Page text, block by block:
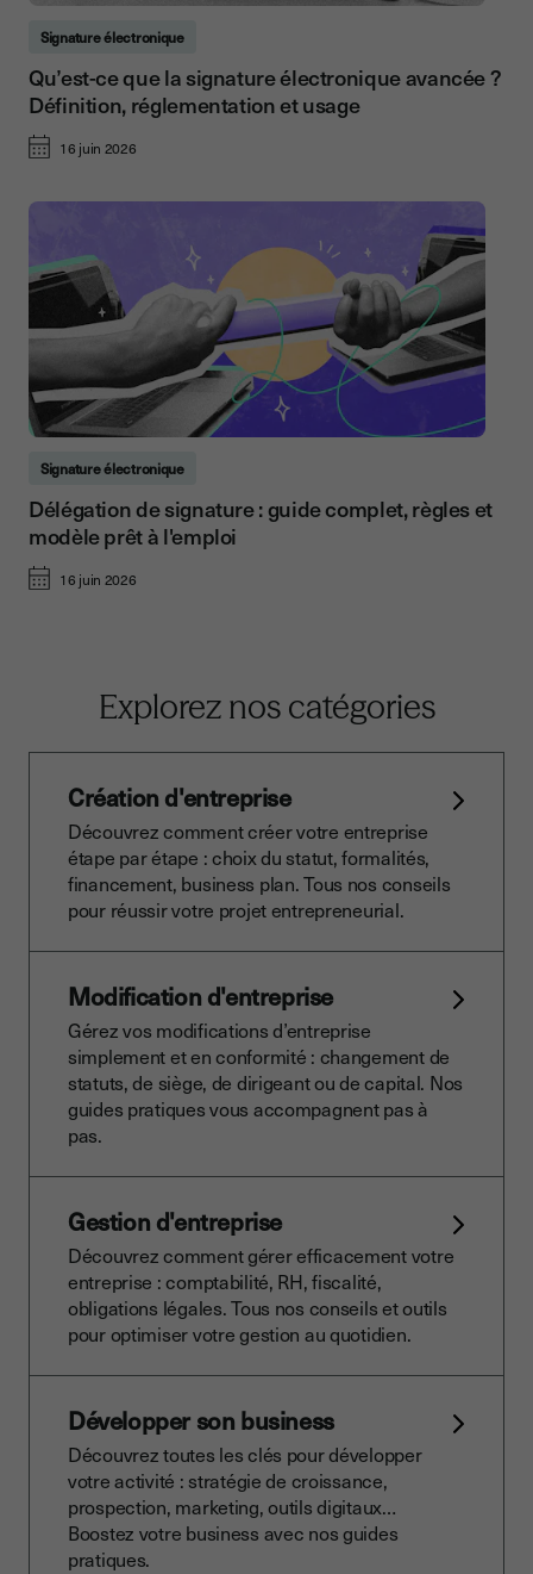
Signature électronique
Qu’est-ce que la signature électronique avancée ?
Définition, réglementation et usage
16 juin 2026
Signature électronique
Délégation de signature : guide complet, règles et
modèle prêt à l'emploi
16 juin 2026
Explorez nos catégories
Création d'entreprise
Découvrez comment créer votre entreprise
étape par étape : choix du statut, formalités,
financement, business plan. Tous nos conseils
pour réussir votre projet entrepreneurial.
Modification d'entreprise
Gérez vos modifications d’entreprise
simplement et en conformité : changement de
statuts, de siège, de dirigeant ou de capital. Nos
guides pratiques vous accompagnent pas à
pas.
Gestion d'entreprise
Découvrez comment gérer efficacement votre
entreprise : comptabilité, RH, fiscalité,
obligations légales. Tous nos conseils et outils
pour optimiser votre gestion au quotidien.
Développer son business
Découvrez toutes les clés pour développer
votre activité : stratégie de croissance,
prospection, marketing, outils digitaux…
Boostez votre business avec nos guides
pratiques.